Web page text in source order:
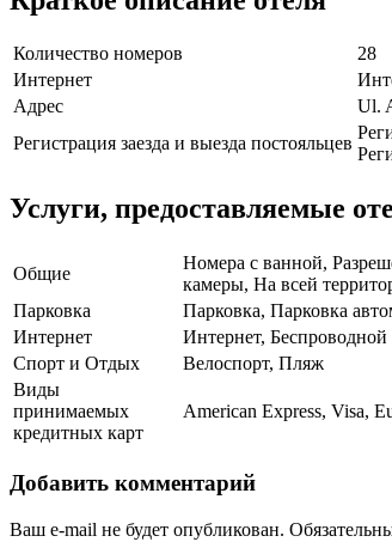
Количество номеров
28
Интернет
Адрес
Ul.
Регистрация заезда и выезда постояльцев
Услуги, предоставляемые
Общие
Номера с ванной,
камеры, На всей
Парковка
Парковка, Парковка
Интернет
Интернет,
Спорт и Отдых
Велоспорт, Пляж
Виды
принимаемых
кредитных карт
American Express, Visa,
Добавить комментарий
Ваш e-mail не будет опубликован.